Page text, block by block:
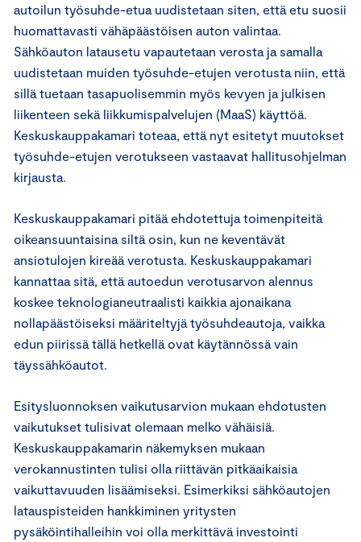
autoilun työsuhde-etua uudistetaan siten, että etu suosii
huomattavasti vähäpäästöisen auton valintaa.
Sähköauton latausetu vapautetaan verosta ja samalla
uudistetaan muiden työsuhde-etujen verotusta niin, että
sillä tuetaan tasapuolisemmin myös kevyen ja julkisen
liikenteen sekä liikkumispalvelujen (MaaS) käyttöä.
Keskuskauppakamari toteaa, että nyt esitetyt muutokset
työsuhde-etujen verotukseen vastaavat hallitusohjelman
kirjausta.
Keskuskauppakamari pitää ehdotettuja toimenpiteitä
oikeansuuntaisina siltä osin, kun ne keventävät
ansiotulojen kireää verotusta. Keskuskauppakamari
kannattaa sitä, että autoedun verotusarvon alennus
koskee teknologianeutraalisti kaikkia ajonaikana
nollapäästöiseksi määriteltyjä työsuhdeautoja, vaikka
edun piirissä tällä hetkellä ovat käytännössä vain
täyssähköautot.
Esitysluonnoksen vaikutusarvion mukaan ehdotusten
vaikutukset tulisivat olemaan melko vähäisiä.
Keskuskauppakamarin näkemyksen mukaan
verokannustinten tulisi olla riittävän pitkäaikaisia
vaikuttavuuden lisäämiseksi. Esimerkiksi sähköautojen
latauspisteiden hankkiminen yritysten
pysäköintihalleihin voi olla merkittävä investointi